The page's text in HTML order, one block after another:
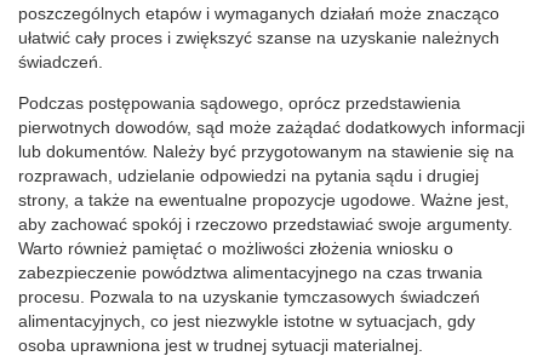
poszczególnych etapów i wymaganych działań może znacząco
ułatwić cały proces i zwiększyć szanse na uzyskanie należnych
świadczeń.
Podczas postępowania sądowego, oprócz przedstawienia
pierwotnych dowodów, sąd może zażądać dodatkowych informacji
lub dokumentów. Należy być przygotowanym na stawienie się na
rozprawach, udzielanie odpowiedzi na pytania sądu i drugiej
strony, a także na ewentualne propozycje ugodowe. Ważne jest,
aby zachować spokój i rzeczowo przedstawiać swoje argumenty.
Warto również pamiętać o możliwości złożenia wniosku o
zabezpieczenie powództwa alimentacyjnego na czas trwania
procesu. Pozwala to na uzyskanie tymczasowych świadczeń
alimentacyjnych, co jest niezwykle istotne w sytuacjach, gdy
osoba uprawniona jest w trudnej sytuacji materialnej.